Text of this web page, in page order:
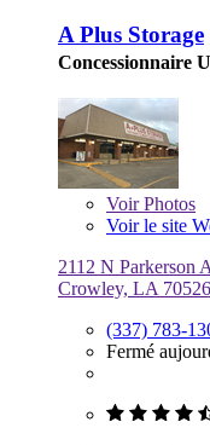
A Plus Storage
Concessionnaire
VoirPhotos
Voir le site
2112 N Parkerson
Crowley, LA 70526
(337) 783-
Fermé